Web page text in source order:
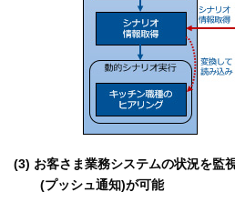
(3) お客さま業務システムの状況を監
(プッシュ通知)が可能